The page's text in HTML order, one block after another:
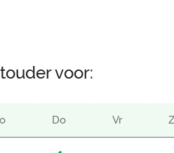
voor:
Do Vr